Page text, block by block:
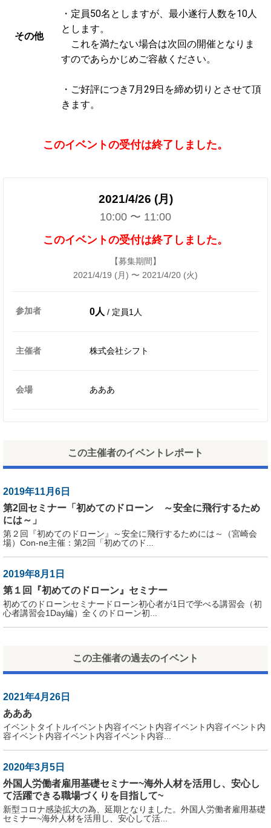
その他
・定員50名としますが、最小遂行人数を10人
とします。
これを満たない場合は次回の開催となりま
すのであらかじめご容赦ください。
・ご好評につき7月29日を締め切りとさせて頂
きます。
このイベントの受付は終了しました。
2021/4/26 (月)
10:00 〜 11:00
このイベントの受付は終了しました。
【募集期間】
2021/4/19 (月) 〜 2021/4/20 (火)
参加者 0人 / 定員1人
主催者 株式会社シフト
会場 あああ
この主催者のイベントレポート
2019年11月6日
第2回セミナー「初めてのドローン ～安全に飛行するため
には～」
第２回『初めてのドローン』～安全に飛行するためには～（宮崎会
場）Con-ne主催：第2回「初めてのド...
2019年8月1日
第１回『初めてのドローン』セミナー
初めてのドローンセミナードローン初心者が1日で学べる講習会（初
心者講習会1Day編）全くのドローン初...
この主催者の過去のイベント
2021年4月26日
あああ
イベントタイトルイベント内容イベント内容イベント内容イベント内
容イベント内容イベント内容イベント内容...
2020年3月5日
外国人労働者雇用基礎セミナー~海外人材を活用し、安心し
て活躍できる職場づくりを目指して~
新型コロナ感染拡大の為、延期となりました。外国人労働者雇用基礎
セミナー~海外人材を活用し、安心して活...